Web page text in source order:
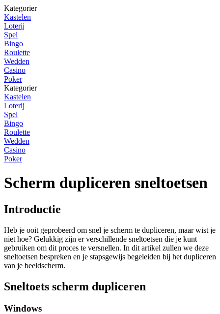
Kategorier
Kastelen
Loterij
Spel
Bingo
Roulette
Wedden
Casino
Poker
Kategorier
Kastelen
Loterij
Spel
Bingo
Roulette
Wedden
Casino
Poker
Scherm dupliceren sneltoetsen
Introductie
Heb je ooit geprobeerd om snel je scherm te dupliceren, maar wist je
niet hoe? Gelukkig zijn er verschillende sneltoetsen die je kunt
gebruiken om dit proces te versnellen. In dit artikel zullen we deze
sneltoetsen bespreken en je stapsgewijs begeleiden bij het dupliceren
van je beeldscherm.
Sneltoets scherm dupliceren
Windows